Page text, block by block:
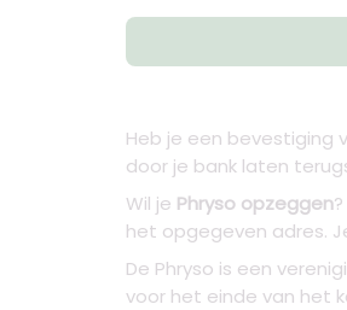
Heb je een bevestiging
door je bank laten
Wil je Phryso opzeggen
het opgegeven adres.
De Phryso is een
voor het einde van het